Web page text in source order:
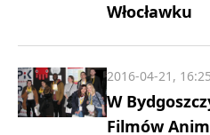
Włocławku
W
Filmów
2016-04-21, 16:25